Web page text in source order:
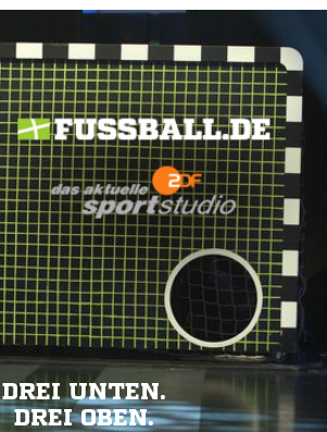
DREI UNTEN.
DREI OBEN.